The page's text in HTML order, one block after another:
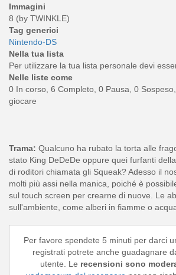
Immagini
8 (by TWINKLE)
Tag generici
Nintendo-DS
Nella tua lista
Per utilizzare la tua lista personale devi
Nelle liste come
0 In corso, 6 Completo, 0 Pausa, 0
giocare
Trama: Qualcuno ha rubato la torta alle
stato King DeDeDe oppure quei furfanti
di roditori chiamata gli Squeak? Adesso il
molti più assi nella manica, poiché è
sul touch screen per crearne di nuove. Le
sull'ambiente, come alberi in fiamme o
Per favore spendete 5 minuti per darci
registrati potrete anche guadagnare
utente. Le recensioni sono